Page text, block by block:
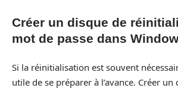
Créer un disque de
mot de passe dans
Si la réinitialisation est souvent
utile de se préparer à l’avance. Créer un